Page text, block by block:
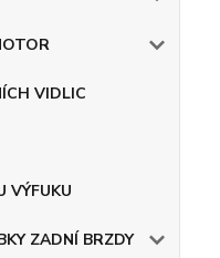
VIDLIC
VÝFUKU
ZADNÍ BRZDY